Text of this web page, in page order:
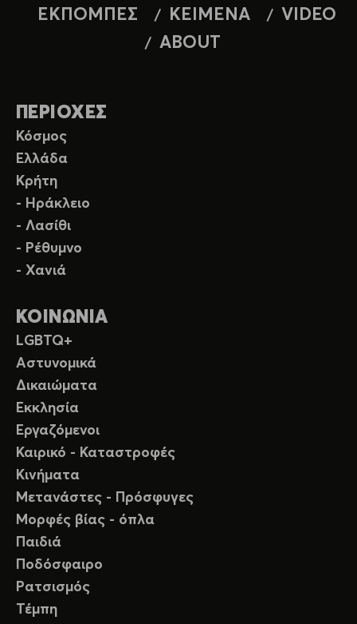
ΕΚΠΟΜΠΕΣ ΚΕΙΜΕΝΑ
VIDEO
ABOUT
ΠΕΡΙΟΧΕΣ
Κόσμος
Ελλάδα
Κρήτη
- Ηράκλειο
- Λασίθι
- Ρέθυμνο
- Χανιά
ΚΟΙΝΩΝΙΑ
LGBTQ+
Αστυνομικά
Δικαιώματα
Εκκλησία
Εργαζόμενοι
Καιρικό - Καταστροφές
Κινήματα
Μετανάστες - Πρόσφυγες
Μορφές βίας - όπλα
Παιδιά
Ποδόσφαιρο
Ρατσισμός
Τέμπη